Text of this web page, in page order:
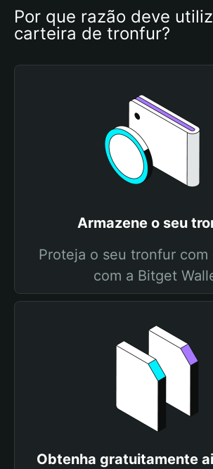
Por que razão deve
carteira de tronfur?
Armazene o seu
Proteja o seu tronfur com
com a Bitget
Obtenha gratuitamente